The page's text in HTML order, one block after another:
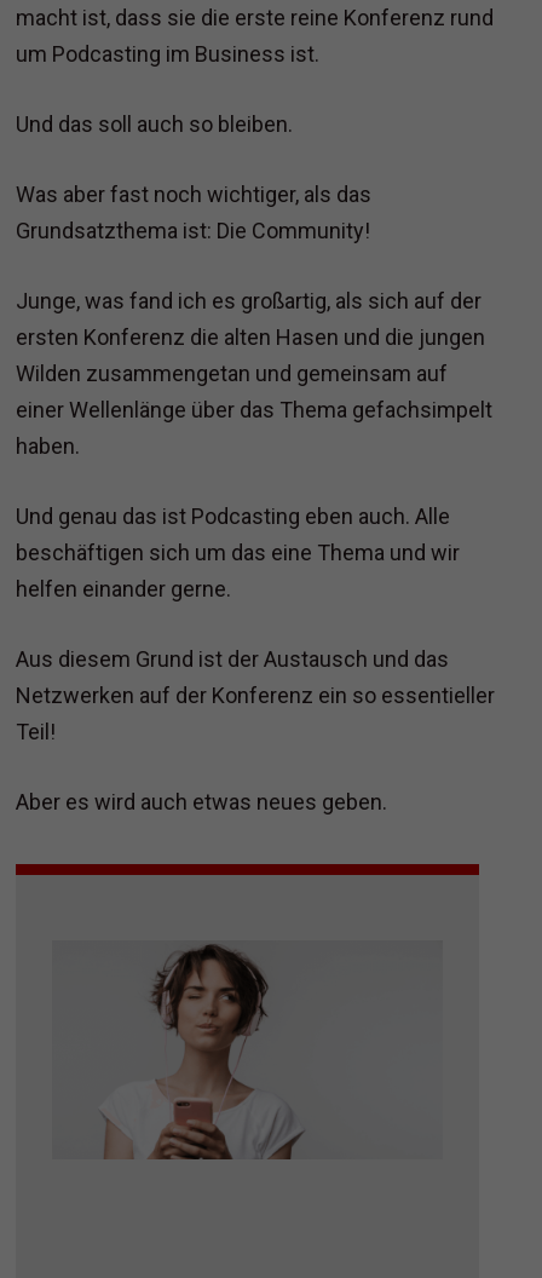
macht ist, dass sie die erste reine Konferenz rund
um Podcasting im Business ist.
Und das soll auch so bleiben.
Was aber fast noch wichtiger, als das
Grundsatzthema ist: Die Community!
Junge, was fand ich es großartig, als sich auf der
ersten Konferenz die alten Hasen und die jungen
Wilden zusammengetan und gemeinsam auf
einer Wellenlänge über das Thema gefachsimpelt
haben.
Und genau das ist Podcasting eben auch. Alle
beschäftigen sich um das eine Thema und wir
helfen einander gerne.
Aus diesem Grund ist der Austausch und das
Netzwerken auf der Konferenz ein so essentieller
Teil!
Aber es wird auch etwas neues geben.